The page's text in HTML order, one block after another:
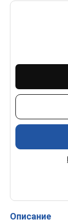
Описание